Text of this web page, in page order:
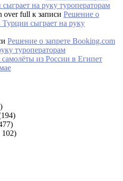
на руку туроператорам
over full к записи Решение о
Турции сыграет на руку
Решение о запрете Booking.com
туроператорам
из России в Египет
102)